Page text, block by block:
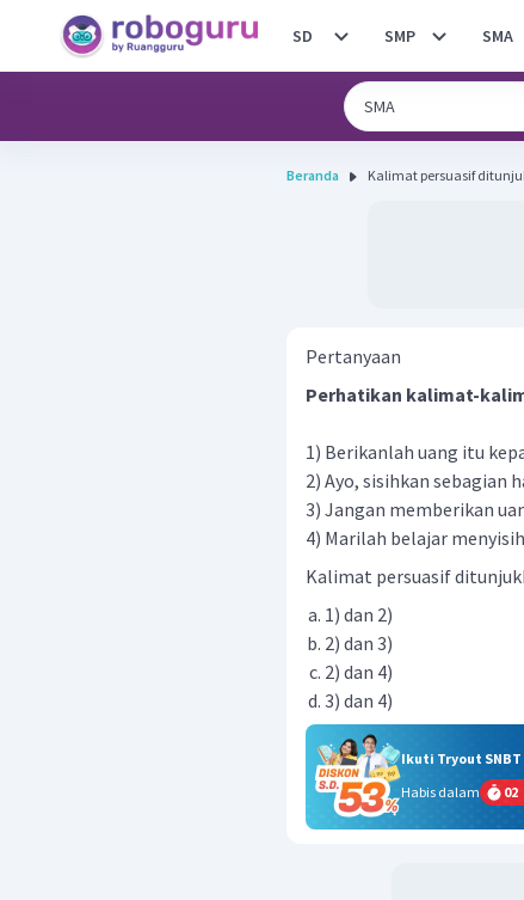
SD SMP SMA
Beranda Kalimat persuasif
Pertanyaan
Perhatikan kalimat-
1) Berikanlah uang itu
2) Ayo, sisihkan sebagian
3) Jangan memberikan
4) Marilah belajar
Kalimat persuasif
1) dan 2)
2) dan 3)
2) dan 4)
3) dan 4)
Ikuti Tryout SNBT
Habis dalam
02